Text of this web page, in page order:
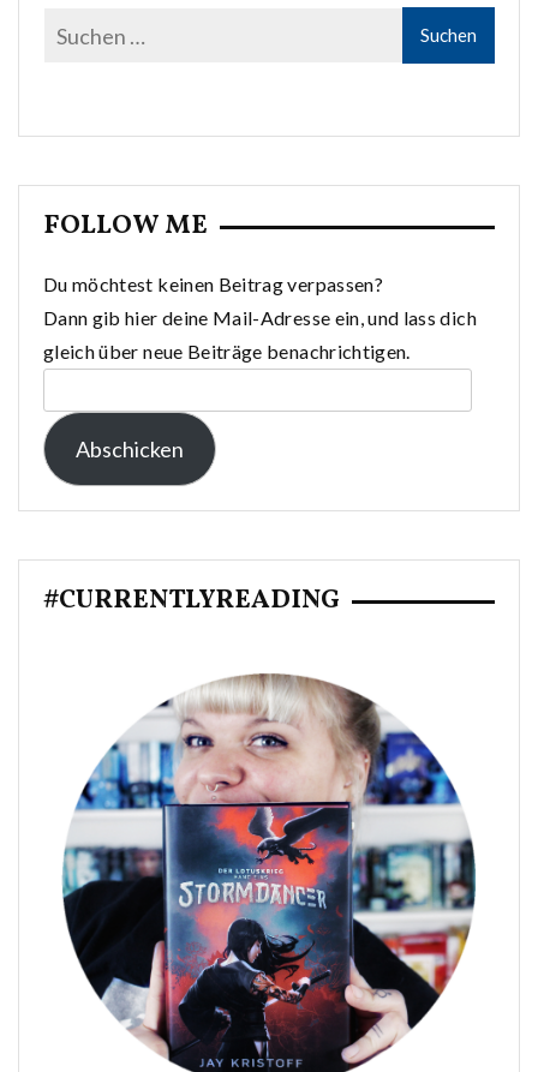
FOLLOW ME
Du möchtest keinen Beitrag verpassen?
Dann gib hier deine Mail-Adresse ein, und lass dich
gleich über neue Beiträge benachrichtigen.
Mail-
Adresse:
Abschicken
#CURRENTLYREADING